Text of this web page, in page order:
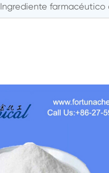
Ingrediente farmacéutico